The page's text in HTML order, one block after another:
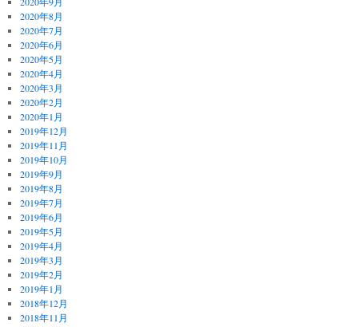
2020年8月
2020年7月
2020年6月
2020年5月
2020年4月
2020年3月
2020年2月
2020年1月
2019年12月
2019年11月
2019年10月
2019年9月
2019年8月
2019年7月
2019年6月
2019年5月
2019年4月
2019年3月
2019年2月
2019年1月
2018年12月
2018年11月